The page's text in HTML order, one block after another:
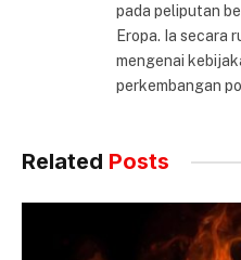
pada peliputan
Eropa. Ia secara
mengenai
perkembangan
Related Posts